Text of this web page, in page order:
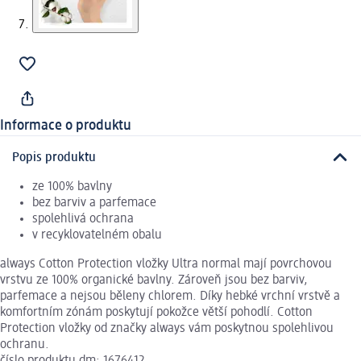
Informace o produktu
Popis produktu
ze 100% bavlny
bez barviv a parfemace
spolehlivá ochrana
v recyklovatelném obalu
always Cotton Protection vložky Ultra normal mají povrchovou
vrstvu ze 100% organické bavlny. Zároveň jsou bez barviv,
parfemace a nejsou běleny chlorem. Díky hebké vrchní vrstvě a
komfortním zónám poskytují pokožce větší pohodlí. Cotton
Protection vložky od značky always vám poskytnou spolehlivou
ochranu.